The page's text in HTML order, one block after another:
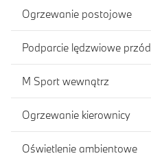
Ogrzewanie postojowe
Podparcie lędzwiowe przód
M Sport wewnątrz
Ogrzewanie kierownicy
Oświetlenie ambientowe